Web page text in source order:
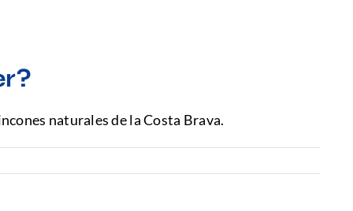
naturales de la Costa Brava.